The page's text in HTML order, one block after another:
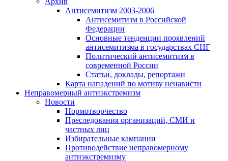
Антисемитизм 2003-2006
Антисемитизм в Российской
Федерации
Основные тенденции проявлений
антисемитизма в государствах СНГ
Политический антисемитизм в
современной России
Статьи, доклады, репортажи
Карта нападений по мотиву ненависти
Неправомерный антиэкстремизм
Новости
Нормотворчество
Преследования организаций, СМИ и
частных лиц
Избирательные кампании
Противодействие неправомерному
антиэкстремизму